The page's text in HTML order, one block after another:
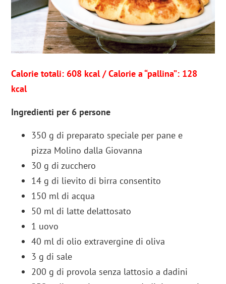
Calorie totali: 608 kcal / Calorie a “pallina”: 128
kcal
Ingredienti per 6 persone
350 g di preparato speciale per pane e
pizza Molino dalla Giovanna
30 g di zucchero
14 g di lievito di birra consentito
150 ml di acqua
50 ml di latte delattosato
1 uovo
40 ml di olio extravergine di oliva
3 g di sale
200 g di provola senza lattosio a dadini